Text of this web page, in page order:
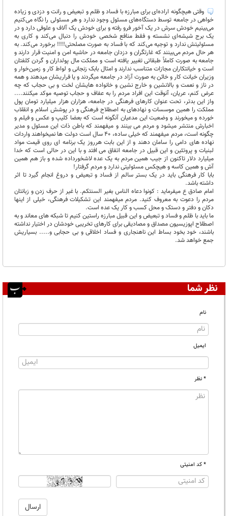
وقتی هیچگونه اراده‌ای برای مبارزه با فساد و ظلم و تبعیض و رانت و دزدی و زیاده
خواهی در جامعه توسط دستگاه‌های مسئول وجود ندارد و هر مسئولی را نگاه می‌کنیم
می‌بینیم خودش سرش در یک آخور فرو رفته و برای خودش یک آلاف و علوفی دارد و در
یک برج شیشه‌ای نشسته و فقط منافع شخصی خودش را دنبال می‌کند و کاری به
مسئولیتش ندارد و توجیه می‌کند که با فساد به صورت مصلحتی!!!! برخورد می‌کند. به
هر حال مردم می‌بینند که غارتگران و دزدان جامعه در حاشیه امن و امنیت قرار دارند و
جامعه به صورت کاملاً طبقاتی تغییر یافته است و مملکت مال پولداران و گردن کلفتان
است و خیانتکاران مجازات متناسب ندارند و امثال بابک زنجانی و لواط کار و زمین‌خوار و
وزیران خیانت کار و خائن به صورت آزاد در جامعه میگردند و یا فراریشان میدهند و همه
در ناز و نعمت و بالانشین و خارج نشین و خانواده هایشان لخت و بی حجاب که چه
عرض کنم، عریان، آنوقت این افراد مردم را به عفاف و حجاب توصیه موکد میکنند....
واز این بدتر، تحت عنوان کارهای فرهنگی در جامعه، هزاران هزار میلیارد تومان پول
مملکت را همین موسسات و نهادهای به اصطلاح فرهنگی و در پوشش اسلام و انقلاب
خورده و میخورند و وضعیت این مدعیان آنگونه است که بعضا کلیپ و عکس و فیلم و
اخبارش منتشر میشود و مردم می بینند و میفهمند که باطن ذات این مسئول و مدیر
چگونه است، مردم میفهمند که خیلی ساده، 40 سال است دولت ها نمیخواهند واردات
نهاده های دامی را سامان دهند و از این بابت هرروز یک برنامه ای روی قیمت مواد
لبنیات و پروتئین و این قبیل در جامعه اتفاق می افتد و با این در حالی است که خدا
میلیارد دلار تاکنون از جیب همین مردم به یک عده لاشخورداده شده و باز هم همین
آش و همین کاسه و هیچکس مسئولیتی ندارد و مردم گرفتار!
بابا کار فرهنگی باید در یک بستر سالم از فساد و تبعیض و دروغ انجام گیرد تا اثر
داشته باشد.
امام صادق ع میفرماید : کونوا دعاه الناس بغیر السنتکم. با غیر از حرف زدن و زبانتان
مردم را دعوت به معروف کنید. مردم میفهمند این تشکیلات فرهنگی، خیلی از اینها
دکان و دفتر و دستک و محل کسب و کار یک عده است.
ما باید با ظلم و فساد و تبعیض و این قبیل مبارزه راستین کنیم تا شبکه های معاند و به
اصطلاح اپوزیسیون مصداق و مصادیقی برای کارهای تخریبی خودشان در اختیار نداشته
باشند، خود بخود بساط این ناهنجاری و فساد اخلاقی و بی حجابی و..... بسیاریش
جمع خواهد شد.
نظر شما
نام
ایمیل
* نظر
* کد امنیتی